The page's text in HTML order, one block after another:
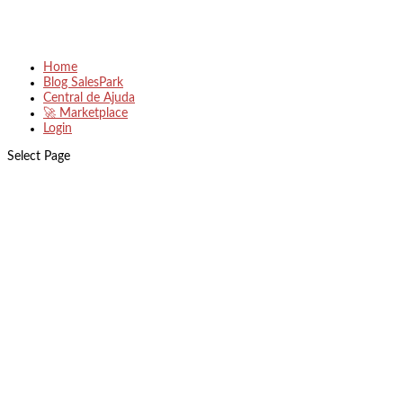
Home
Blog SalesPark
Central de Ajuda
🚀 Marketplace
Login
Select Page